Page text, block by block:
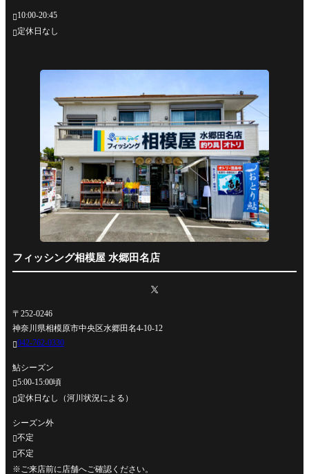
10:00-20:45
定休日なし
フィッシング相模屋 水郷田名店
〒252-0246
神奈川県相模原市中央区水郷田名4-10-12
042-762-0330
鮎シーズン
5:00-15:00頃
定休日なし（河川状況による）
シーズン外
不定
不定
※ご来店前に店舗へご確認ください。